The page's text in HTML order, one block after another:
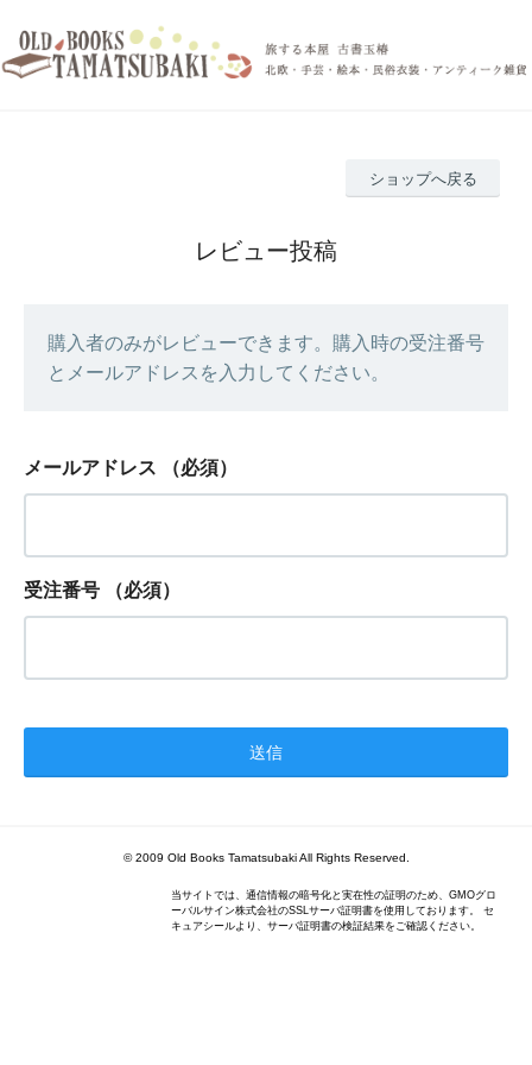
ショップへ戻る
レビュー投稿
購入者のみがレビューできます。購入時の受注番号
とメールアドレスを入力してください。
メールアドレス （必須）
受注番号 （必須）
© 2009 Old Books Tamatsubaki All Rights Reserved.
当サイトでは、通信情報の暗号化と実在性の証明のため、GMOグロ
ーバルサイン株式会社のSSLサーバ証明書を使用しております。 セ
キュアシールより、サーバ証明書の検証結果をご確認ください。